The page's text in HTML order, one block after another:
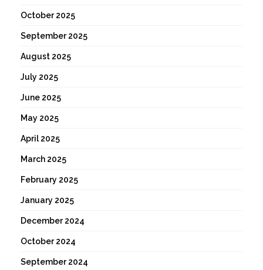
October 2025
September 2025
August 2025
July 2025
June 2025
May 2025
April 2025
March 2025
February 2025
January 2025
December 2024
October 2024
September 2024